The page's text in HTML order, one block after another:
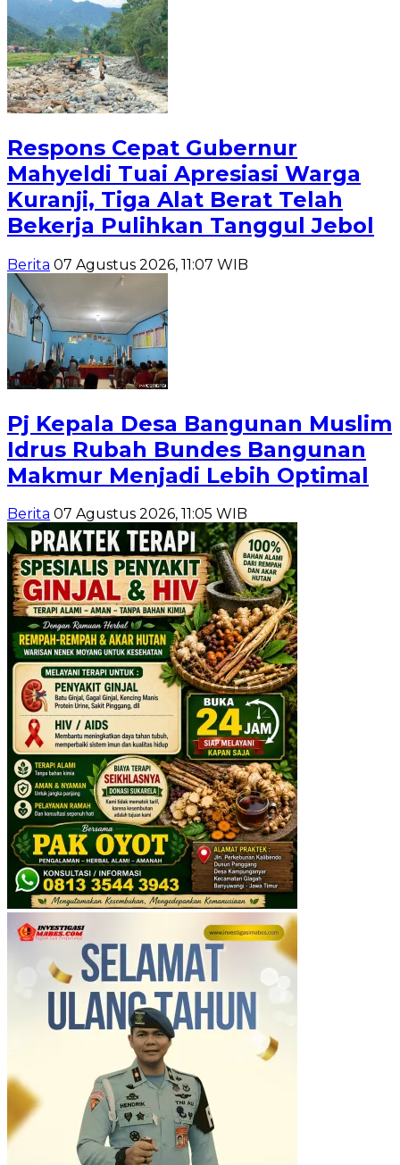
Respons Cepat Gubernur
Mahyeldi Tuai Apresiasi Warga
Kuranji, Tiga Alat Berat Telah
Bekerja Pulihkan Tanggul Jebol
Berita 07 Agustus 2026, 11:07 WIB
Pj Kepala Desa Bangunan Muslim
Idrus Rubah Bundes Bangunan
Makmur Menjadi Lebih Optimal
Berita 07 Agustus 2026, 11:05 WIB